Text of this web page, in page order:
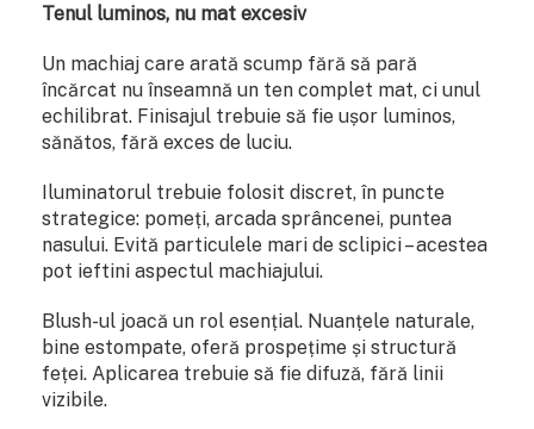
Tenul luminos, nu mat excesiv
Un machiaj care arată scump fără să pară
încărcat nu înseamnă un ten complet mat, ci unul
echilibrat. Finisajul trebuie să fie ușor luminos,
sănătos, fără exces de luciu.
Iluminatorul trebuie folosit discret, în puncte
strategice: pomeți, arcada sprâncenei, puntea
nasului. Evită particulele mari de sclipici – acestea
pot ieftini aspectul machiajului.
Blush-ul joacă un rol esențial. Nuanțele naturale,
bine estompate, oferă prospețime și structură
feței. Aplicarea trebuie să fie difuză, fără linii
vizibile.